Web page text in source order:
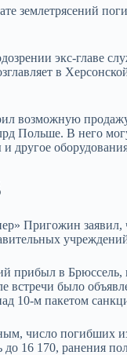
землетрясений
экс-главе
в
возможную продажу
Польше. В него
другое
Пригожин заявил,
прибыл в Брюссель,
встречи было
10-м пакетом
число погибших
16 170, ранения